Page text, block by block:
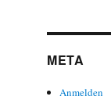
META
Anmelden